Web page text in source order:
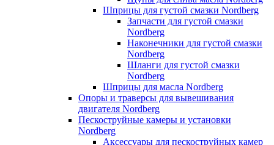
Шприцы для густой смазки Nordberg
Запчасти для густой смазки
Nordberg
Наконечники для густой смазки
Nordberg
Шланги для густой смазки
Nordberg
Шприцы для масла Nordberg
Опоры и траверсы для вывешивания
двигателя Nordberg
Пескоструйные камеры и установки
Nordberg
Аксессуары для пескоструйных камер